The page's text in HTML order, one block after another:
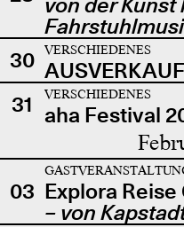
30
VERSCHIEDENES
31
VERSCHIEDENES
aha Festival
03 Explora
– von